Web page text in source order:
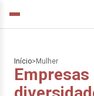
Início> Mulher